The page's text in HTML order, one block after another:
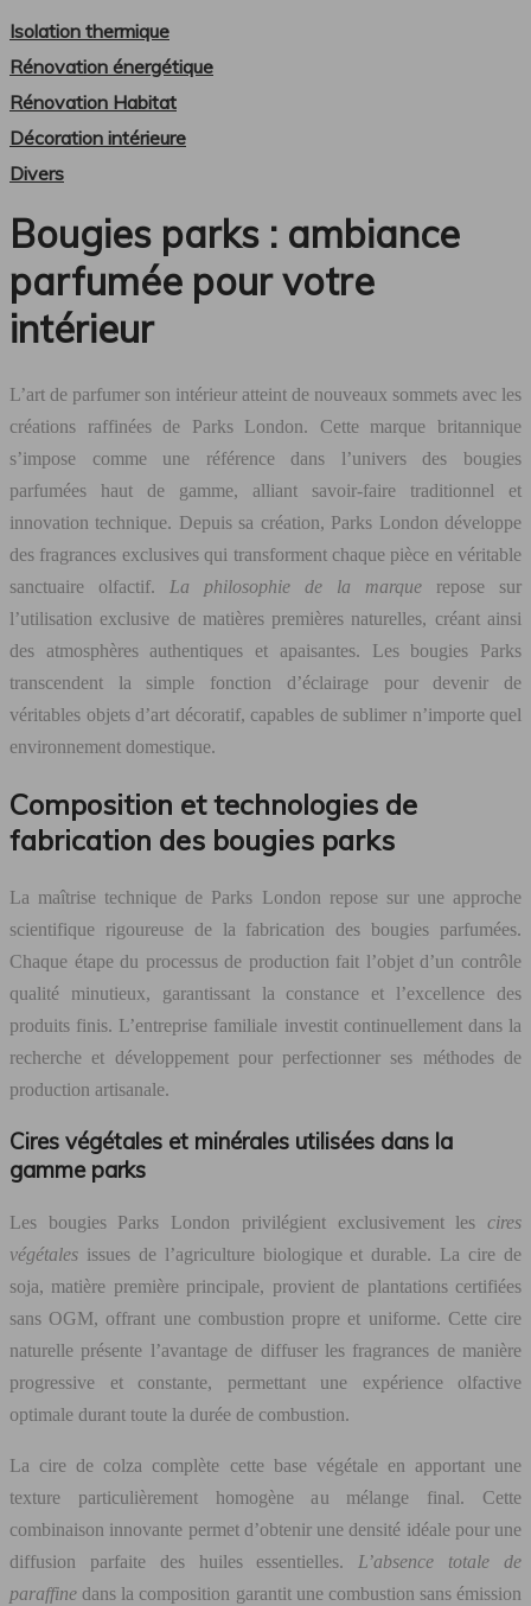
Isolation thermique
Rénovation énergétique
Rénovation Habitat
Décoration intérieure
Divers
Bougies parks : ambiance
parfumée pour votre
intérieur
L’art de parfumer son intérieur atteint de nouveaux sommets avec les
créations raffinées de Parks London. Cette marque britannique
s’impose comme une référence dans l’univers des bougies
parfumées haut de gamme, alliant savoir-faire traditionnel et
innovation technique. Depuis sa création, Parks London développe
des fragrances exclusives qui transforment chaque pièce en véritable
sanctuaire olfactif. La philosophie de la marque repose sur
l’utilisation exclusive de matières premières naturelles, créant ainsi
des atmosphères authentiques et apaisantes. Les bougies Parks
transcendent la simple fonction d’éclairage pour devenir de
véritables objets d’art décoratif, capables de sublimer n’importe quel
environnement domestique.
Composition et technologies de
fabrication des bougies parks
La maîtrise technique de Parks London repose sur une approche
scientifique rigoureuse de la fabrication des bougies parfumées.
Chaque étape du processus de production fait l’objet d’un contrôle
qualité minutieux, garantissant la constance et l’excellence des
produits finis. L’entreprise familiale investit continuellement dans la
recherche et développement pour perfectionner ses méthodes de
production artisanale.
Cires végétales et minérales utilisées dans la
gamme parks
Les bougies Parks London privilégient exclusivement les cires
végétales issues de l’agriculture biologique et durable. La cire de
soja, matière première principale, provient de plantations certifiées
sans OGM, offrant une combustion propre et uniforme. Cette cire
naturelle présente l’avantage de diffuser les fragrances de manière
progressive et constante, permettant une expérience olfactive
optimale durant toute la durée de combustion.
La cire de colza complète cette base végétale en apportant une
texture particulièrement homogène au mélange final. Cette
combinaison innovante permet d’obtenir une densité idéale pour une
diffusion parfaite des huiles essentielles. L’absence totale de
paraffinedans la composition garantit une combustion sans émission